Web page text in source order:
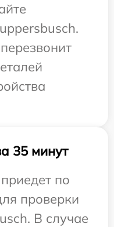
35 минут
по
проверки
В случае